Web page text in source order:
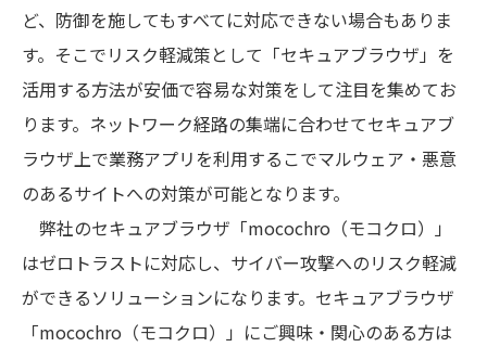
ど、防御を施してもすべてに対応できない場合もありま
す。そこでリスク軽減策として「セキュアブラウザ」を
活用する方法が安価で容易な対策をして注目を集めてお
ります。ネットワーク経路の集端に合わせてセキュアブ
ラウザ上で業務アプリを利用するこでマルウェア・悪意
のあるサイトへの対策が可能となります。
弊社のセキュアブラウザ「mocochro（モコクロ）」
はゼロトラストに対応し、サイバー攻撃へのリスク軽減
ができるソリューションになります。セキュアブラウザ
「mocochro（モコクロ）」にご興味・関心のある方は